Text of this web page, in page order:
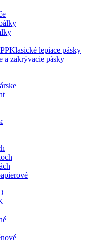
Klasické lepiace pásky
a zakrývacie pásky